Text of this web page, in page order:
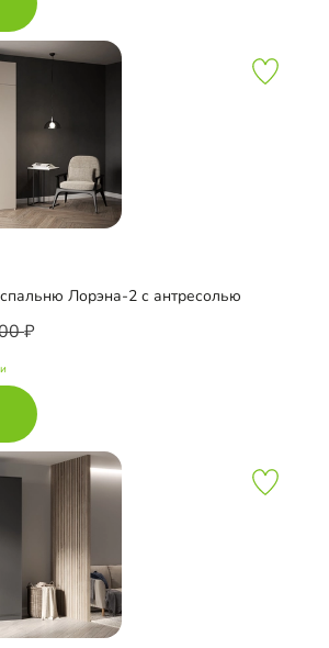
Лорэна-2 с антресолью